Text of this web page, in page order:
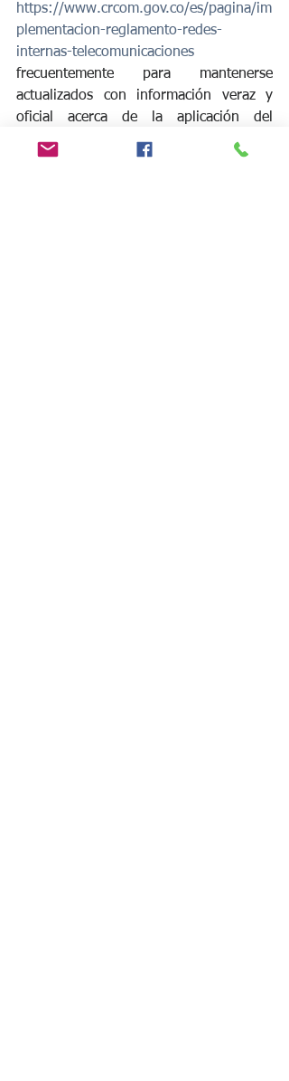
https://www.crcom.gov.co/es/pagina/im
plementacion-reglamento-redes-
internas-telecomunicaciones
frecuentemente para mantenerse
actualizados con información veraz y
oficial acerca de la aplicación del
Reglamento.